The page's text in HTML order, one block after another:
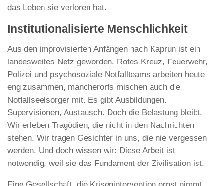
das Leben sie verloren hat.
Institutionalisierte Menschlichkeit
Aus den improvisierten Anfängen nach Kaprun ist ein
landesweites Netz geworden. Rotes Kreuz, Feuerwehr,
Polizei und psychosoziale Notfallteams arbeiten heute
eng zusammen, mancherorts mischen auch die
Notfallseelsorger mit. Es gibt Ausbildungen,
Supervisionen, Austausch. Doch die Belastung bleibt.
Wir erleben Tragödien, die nicht in den Nachrichten
stehen. Wir tragen Gesichter in uns, die nie vergessen
werden. Und doch wissen wir: Diese Arbeit ist
notwendig, weil sie das Fundament der Zivilisation ist.